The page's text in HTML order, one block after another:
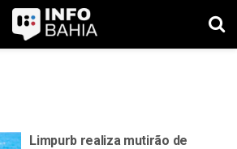
Limpurb realiza mutirão de